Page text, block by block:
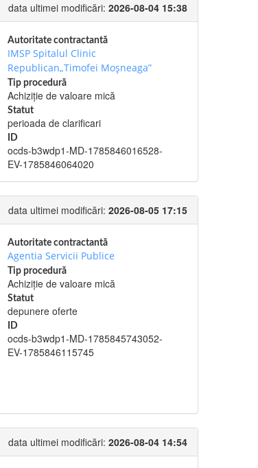
data ultimei modificări: 2026-08-04 15:38
Autoritate contractantă
IMSP Spitalul Clinic
Republican„Timofei Moșneaga”
Tip procedură
Achiziție de valoare mică
Statut
perioada de clarificari
ID
ocds-b3wdp1-MD-1785846016528-
EV-1785846064020
data ultimei modificări: 2026-08-05 17:15
Autoritate contractantă
Agentia Servicii Publice
Tip procedură
Achiziție de valoare mică
Statut
depunere oferte
ID
ocds-b3wdp1-MD-1785845743052-
EV-1785846115745
data ultimei modificări: 2026-08-04 14:54